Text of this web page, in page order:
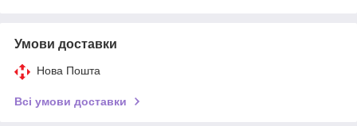
Умови доставки
Нова Пошта
Всі умови доставки